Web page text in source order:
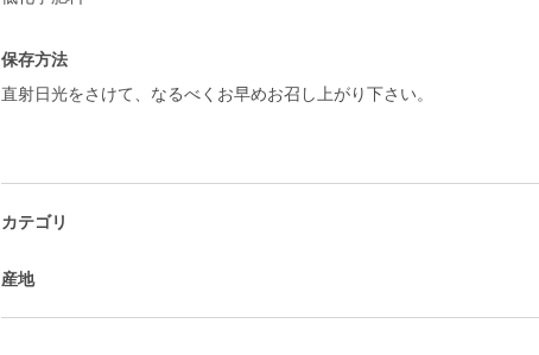
保存方法
直射日光をさけて、なるべくお早めお召し上がり下さい。
カテゴリ
産地